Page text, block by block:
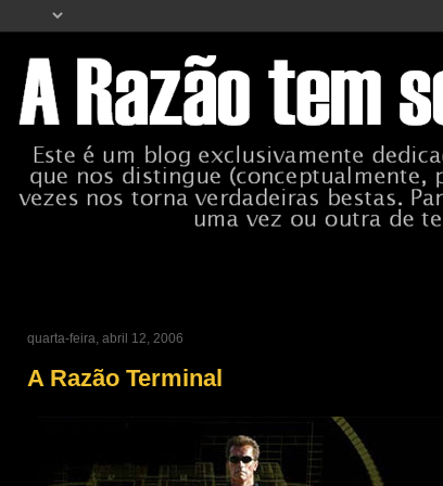
quarta-feira, abril 12, 2006
A Razão Terminal